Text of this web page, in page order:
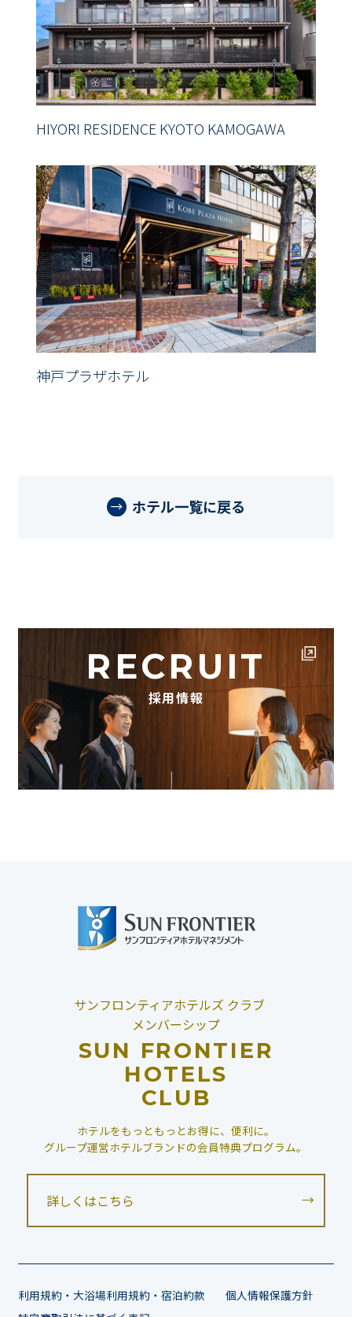
HIYORI RESIDENCE KYOTO KAMOGAWA
神戸プラザホテル
ホテル一覧に戻る
RECRUIT
採用情報
サンフロンティアホテルズ クラブ
メンバーシップ
SUN FRONTIER
HOTELS
CLUB
ホテルをもっともっとお得に、便利に。
グループ運営ホテルブランドの会員特典プログラム。
詳しくはこちら
利用規約・大浴場利用規約・宿泊約款
個⼈情報保護方針